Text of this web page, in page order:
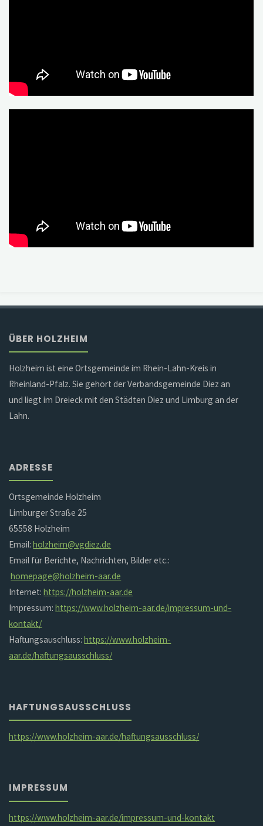
ÜBER HOLZHEIM
Holzheim ist eine Ortsgemeinde im Rhein-Lahn-Kreis in
Rheinland-Pfalz. Sie gehört der Verbandsgemeinde Diez an
und liegt im Dreieck mit den Städten Diez und Limburg an der
Lahn.
ADRESSE
Ortsgemeinde Holzheim
Limburger Straße 25
65558 Holzheim
Email:holzheim@vgdiez.de
Email für Berichte, Nachrichten, Bilder etc.:
homepage@holzheim-aar.de
Internet:https://holzheim-aar.de
Impressum:https://www.holzheim-aar.de/impressum-und-
kontakt/
Haftungsauschluss:https://www.holzheim-
aar.de/haftungsausschluss/
HAFTUNGSAUSSCHLUSS
https://www.holzheim-aar.de/haftungsausschluss/
IMPRESSUM
https://www.holzheim-aar.de/impressum-und-kontakt